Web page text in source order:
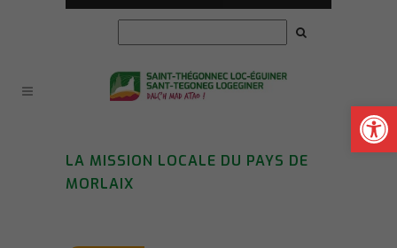
Ouvrir
LA MISSION LOCALE DU PAYS DE
MORLAIX